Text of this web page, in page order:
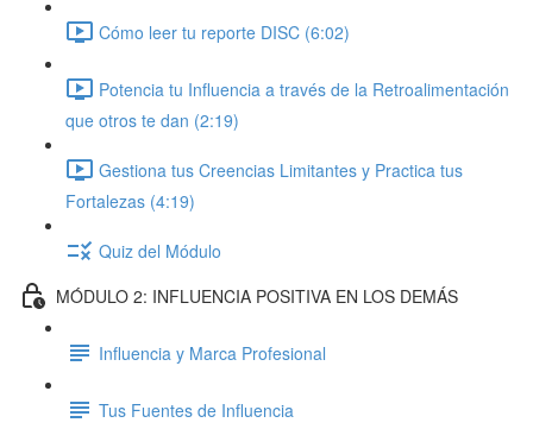
Cómo leer tu reporte DISC (6:02)
Potencia tu Influencia a través de la Retroalimentación
que otros te dan (2:19)
Gestiona tus Creencias Limitantes y Practica tus
Fortalezas (4:19)
Quiz del Módulo
MÓDULO 2: INFLUENCIA POSITIVA EN LOS DEMÁS
Influencia y Marca Profesional
Tus Fuentes de Influencia